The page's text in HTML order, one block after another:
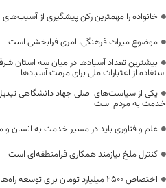
خانواده را مهمترین رکن پیشگیری از
موضوع میراث فرهنگی، امری فرابخشی است
بیشترین تعداد آسبادها در میان سه استان
استفاده از اعتبارات ملی برای مرمت آسبادها
یکی از سیاست‌های اصلی جهاد دانشگاهی
خدمت به مردم است
علم و فناوری باید در مسیر خدمت به انسان و
کنترل ملخ نیازمند همکاری فرامنطقه‌ای است
اختصاص 2500 میلیارد تومان برای توسعه راه‌های دوبانده خراسان جنوبی